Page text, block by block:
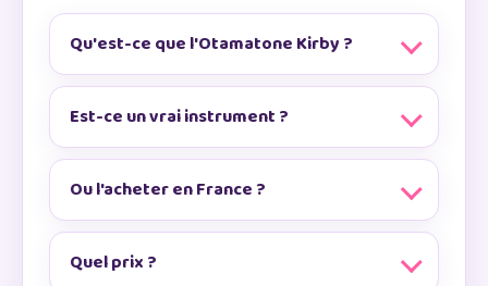
Qu'est-ce que l'Otamatone Kirby ?
Est-ce un vrai instrument ?
Ou l'acheter en France ?
Quel prix ?